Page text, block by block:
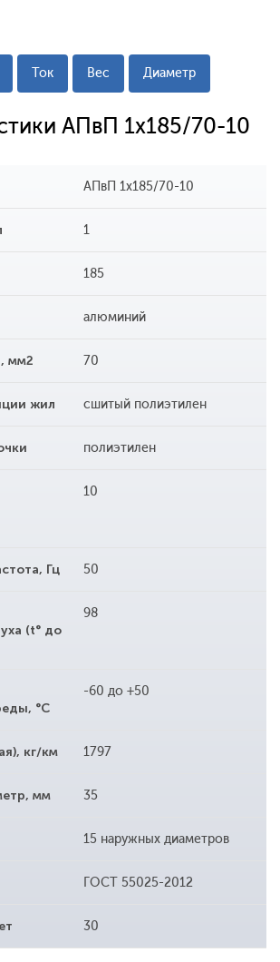
Ток Вес Диаметр
АПвП 1x185/70-10
АПвП 1x185/70-10
1
185
алюминий
мм2 70
жил сшитый полиэтилен
полиэтилен
10
Гц 50
(t° до
98
°С
-60 до +50
кг/км 1797
мм 35
15 наружных диаметров
ГОСТ 55025-2012
30